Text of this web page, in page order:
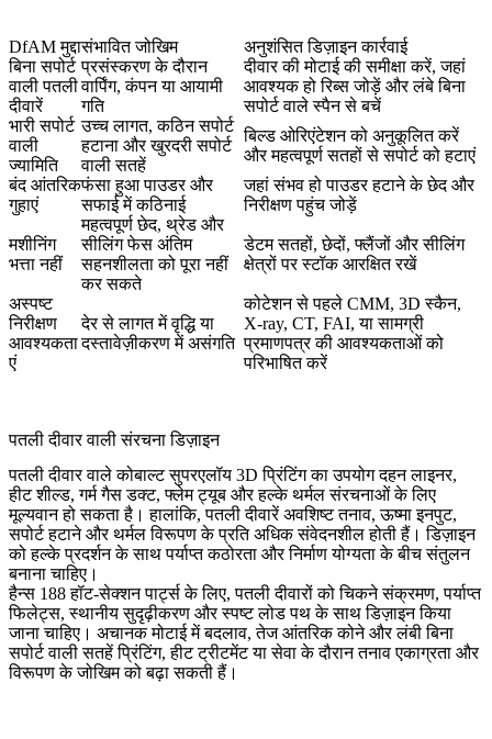
DfAM मुद्दासंभावित जोखिम
अनुशंसित डिज़ाइन कार्रवाई
बिना सपोर्ट
वाली पतली
दीवारें
प्रसंस्करण के दौरान
वार्पिंग, कंपन या आयामी
गति
दीवार की मोटाई की समीक्षा करें, जहां
आवश्यक हो रिब्स जोड़ें और लंबे बिना
सपोर्ट वाले स्पैन से बचें
भारी सपोर्ट
वाली
ज्यामिति
उच्च लागत, कठिन सपोर्ट
हटाना और खुरदरी सपोर्ट
वाली सतहें
बिल्ड ओरिएंटेशन को अनुकूलित करें
और महत्वपूर्ण सतहों से सपोर्ट को हटाएं
बंद आंतरिक
गुहाएं
फंसा हुआ पाउडर और
सफाई में कठिनाई
जहां संभव हो पाउडर हटाने के छेद और
निरीक्षण पहुंच जोड़ें
मशीनिंग
भत्ता नहीं
महत्वपूर्ण छेद, थ्रेड और
सीलिंग फेस अंतिम
सहनशीलता को पूरा नहीं
कर सकते
डेटम सतहों, छेदों, फ्लैंजों और सीलिंग
क्षेत्रों पर स्टॉक आरक्षित रखें
अस्पष्ट
निरीक्षण
आवश्यकता
एं
देर से लागत में वृद्धि या
दस्तावेज़ीकरण में असंगति
कोटेशन से पहले CMM, 3D स्कैन,
X-ray, CT, FAI, या सामग्री
प्रमाणपत्र की आवश्यकताओं को
परिभाषित करें
पतली दीवार वाली संरचना डिज़ाइन
पतली दीवार वाले कोबाल्ट सुपरएलॉय 3D प्रिंटिंग का उपयोग दहन लाइनर,
हीट शील्ड, गर्म गैस डक्ट, फ्लेम ट्यूब और हल्के थर्मल संरचनाओं के लिए
मूल्यवान हो सकता है। हालांकि, पतली दीवारें अवशिष्ट तनाव, ऊष्मा इनपुट,
सपोर्ट हटाने और थर्मल विरूपण के प्रति अधिक संवेदनशील होती हैं। डिज़ाइन
को हल्के प्रदर्शन के साथ पर्याप्त कठोरता और निर्माण योग्यता के बीच संतुलन
बनाना चाहिए।
हैन्स 188 हॉट-सेक्शन पार्ट्स के लिए, पतली दीवारों को चिकने संक्रमण, पर्याप्त
फिलेट्स, स्थानीय सुदृढ़ीकरण और स्पष्ट लोड पथ के साथ डिज़ाइन किया
जाना चाहिए। अचानक मोटाई में बदलाव, तेज आंतरिक कोने और लंबी बिना
सपोर्ट वाली सतहें प्रिंटिंग, हीट ट्रीटमेंट या सेवा के दौरान तनाव एकाग्रता और
विरूपण के जोखिम को बढ़ा सकती हैं।